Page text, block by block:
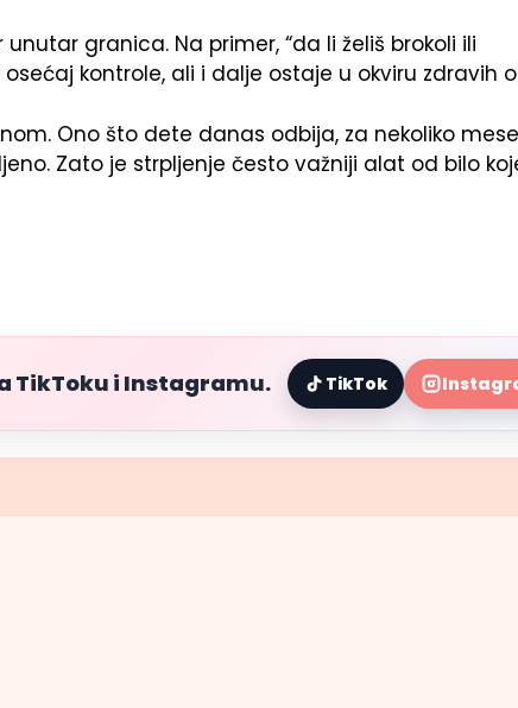
granica. Na primer, “da li želiš brokoli ili
kontrole, ali i dalje ostaje u okviru zdravih
Ono što dete danas odbija, za nekoliko
Zato je strpljenje često važniji alat od bilo
TikToku i Instagramu. TikTok